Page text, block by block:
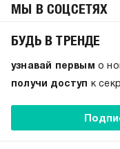
МЫ В СОЦСЕТЯХ
БУДЬ В ТРЕНДЕ
узнавай первым о
получи доступ
к